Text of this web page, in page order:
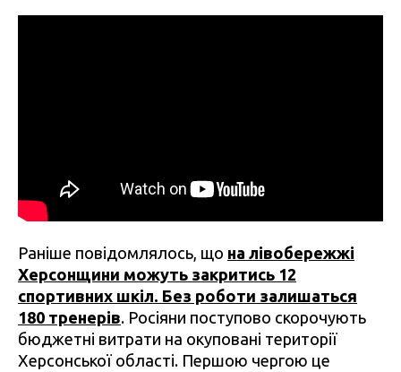
Раніше повідомлялось, що на лівобережжі
Херсонщини можуть закритись 12
спортивних шкіл. Без роботи залишаться
180 тренерів. Росіяни поступово скорочують
бюджетні витрати на окуповані території
Херсонської області. Першою чергою це